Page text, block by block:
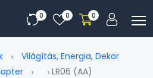
0 0 0
Világítás, Energia, Dekor
LR06 (AA)